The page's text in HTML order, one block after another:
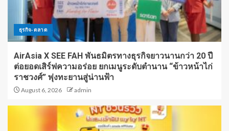
ธุรกิจ-ตลาด
AirAsia X SEE FAH พันธมิตรทางธุรกิจยาวนานกว่า 20 ปี
ต่อยอดเสิร์ฟความอร่อย ยกเมนูระดับตำนาน “ข้าวหน้าไก่
ราชวงศ์” พุ่งทะยานสู่น่านฟ้า
August 6, 2026 admin